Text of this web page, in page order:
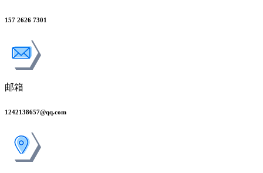
157 2626 7301
邮箱
1242138657@qq.com